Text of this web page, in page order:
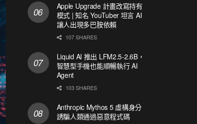
Apple Upgrade 計畫改寫持有
模式 | 知名 YouTuber 坦言 AI
讓人出現多巴胺依賴
107 SHARES
Liquid AI 推出 LFM2.5-2.6B，
智慧型手機也能順暢執行 AI
Agent
103 SHARES
Anthropic Mythos 5 虛構身分
誘騙人類通過惡意程式碼